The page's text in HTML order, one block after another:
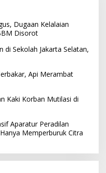
Dugaan Kelalaian
Disorot
di Sekolah Jakarta Selatan,
Api Merambat
Kaki Korban Mutilasi di
Aparatur Peradilan
Memperburuk Citra